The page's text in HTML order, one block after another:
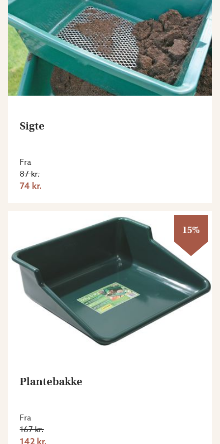
Sigte
Fra
87 kr.
74 kr.
15%
Plantebakke
Fra
167 kr.
142 kr.